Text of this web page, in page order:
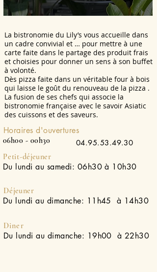
La bistronomie du Lily’s vous accueille dans
un cadre convivial et … pour mettre à une
carte faite dans le partage des produit frais
et choisies pour donner un sens à son buffet
à volonté.
Dès pizza faite dans un véritable four à bois
qui laisse le goût du renouveau de la pizza .
La fusion de ses chefs qui associe la
bistronomie française avec le savoir Asiatic
des cuissons et des saveurs.
Horaires d'ouvertures
04.95.53.49.30
06h00 - 00h30
Petit-déjeuner
Du lundi au samedi: 06h30 à 10h30
Déjeuner
Du lundi au dimanche: 11h45 à 14h30
Diner
Du lundi au dimanche: 19h00 à 22h30